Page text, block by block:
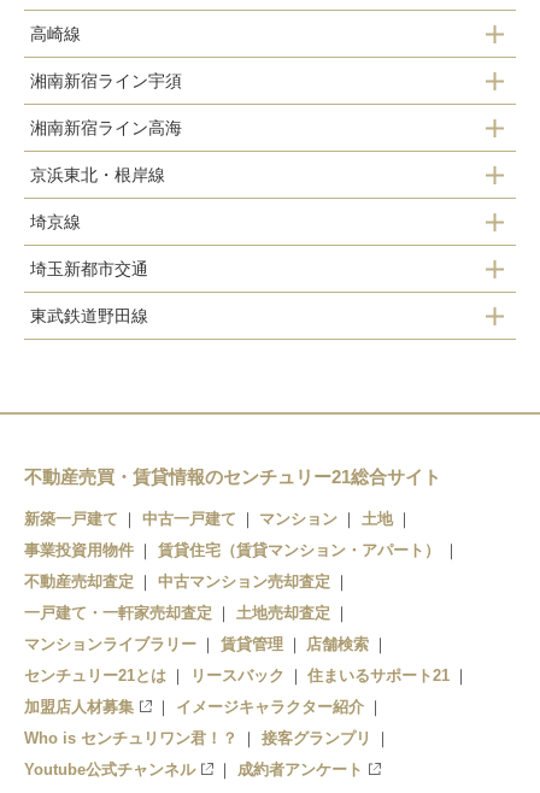
本庄早稲田
さいたま新都心
大宮
土呂
東大宮
蓮田
大宮
西大宮
指扇
高崎線
浦和
さいたま新都心
大宮
宮原
上尾
北上尾
湘南新宿ライン宇須
蓮田
東大宮
土呂
大宮
浦和
湘南新宿ライン高海
北上尾
上尾
宮原
大宮
京浜東北・根岸線
大宮
与野
埼京線
南与野
与野本町
大宮
埼玉新都市交通
大宮
東武鉄道野田線
大宮公園
北大宮
大宮
不動産売買・賃貸情報のセンチュリー21総合サイト
新築一戸建て 中古一戸建て マンション
土地
事業投資用物件
賃貸住宅（賃貸マンション・アパート）
不動産売却査定
中古マンション売却査定
一戸建て・一軒家売却査定
土地売却査定
マンションライブラリー
賃貸管理
店舗検索
センチュリー21とは
リースバック
住まいるサポート21
加盟店人材募集
イメージキャラクター紹介
Who is センチュリワン君！？
接客グランプリ
Youtube公式チャンネル
成約者アンケート